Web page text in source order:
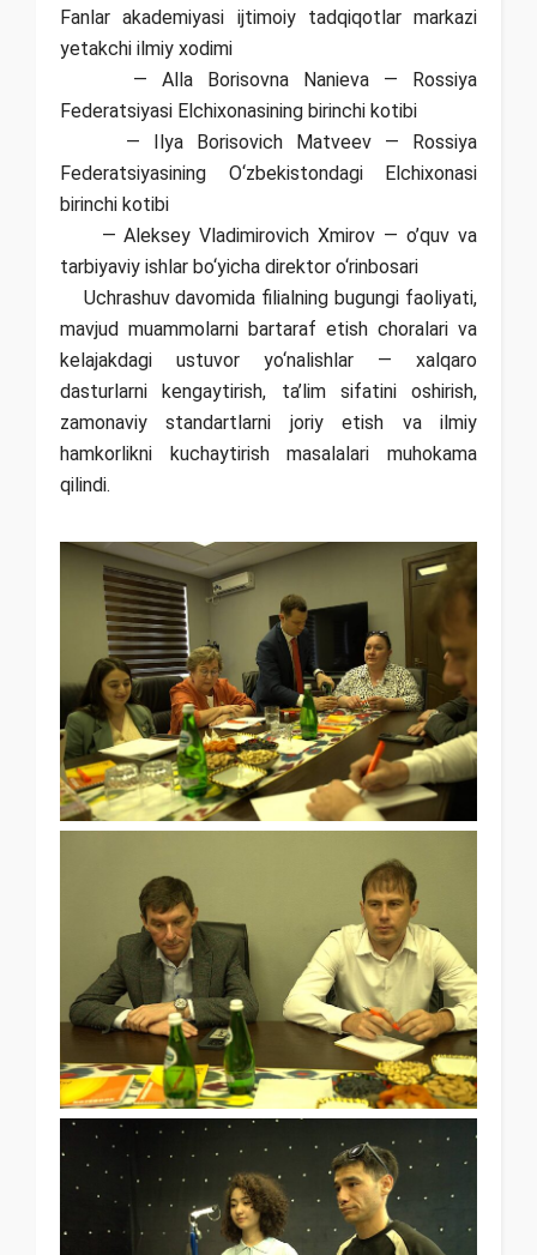
Fanlar akademiyasi ijtimoiy tadqiqotlar markazi
yetakchi ilmiy xodimi
— Alla Borisovna Nanieva — Rossiya
Federatsiyasi Elchixonasining birinchi kotibi
— Ilya Borisovich Matveev — Rossiya
Federatsiyasining O‘zbekistondagi Elchixonasi
birinchi kotibi
— Aleksey Vladimirovich Xmirov — o’quv va
tarbiyaviy ishlar bo‘yicha direktor o‘rinbosari
Uchrashuv davomida filialning bugungi faoliyati,
mavjud muammolarni bartaraf etish choralari va
kelajakdagi ustuvor yo‘nalishlar — xalqaro
dasturlarni kengaytirish, ta’lim sifatini oshirish,
zamonaviy standartlarni joriy etish va ilmiy
hamkorlikni kuchaytirish masalalari muhokama
qilindi.